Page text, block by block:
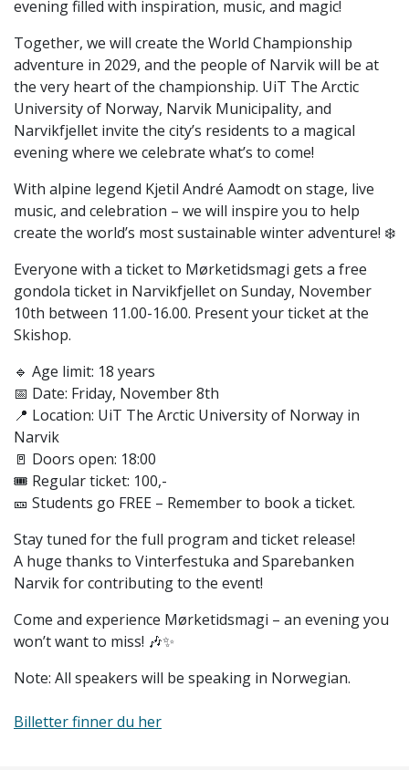
evening filled with inspiration, music, and magic!
Together, we will create the World Championship
adventure in 2029, and the people of Narvik will be at
the very heart of the championship. UiT The Arctic
University of Norway, Narvik Municipality, and
Narvikfjellet invite the city’s residents to a magical
evening where we celebrate what’s to come!
With alpine legend Kjetil André Aamodt on stage, live
music, and celebration – we will inspire you to help
create the world’s most sustainable winter adventure! ❄️
Everyone with a ticket to Mørketidsmagi gets a free
gondola ticket in Narvikfjellet on Sunday, November
10th between 11.00-16.00. Present your ticket at the
Skishop.
🔹 Age limit: 18 years
📅 Date: Friday, November 8th
📍 Location: UiT The Arctic University of Norway in
Narvik
🚪 Doors open: 18:00
🎟️ Regular ticket: 100,-
🎫 Students go FREE – Remember to book a ticket.
Stay tuned for the full program and ticket release!
A huge thanks to Vinterfestuka and Sparebanken
Narvik for contributing to the event!
Come and experience Mørketidsmagi – an evening you
won’t want to miss! 🎶✨
Note: All speakers will be speaking in Norwegian.
Billetter finner du her